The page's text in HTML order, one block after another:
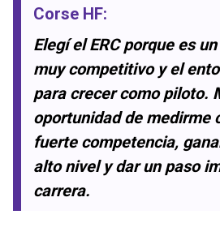
Corse HF:
Elegí el ERC porque es
muy competitivo y el
para crecer como piloto.
oportunidad de medirme
fuerte competencia,
alto nivel y dar un paso
carrera.